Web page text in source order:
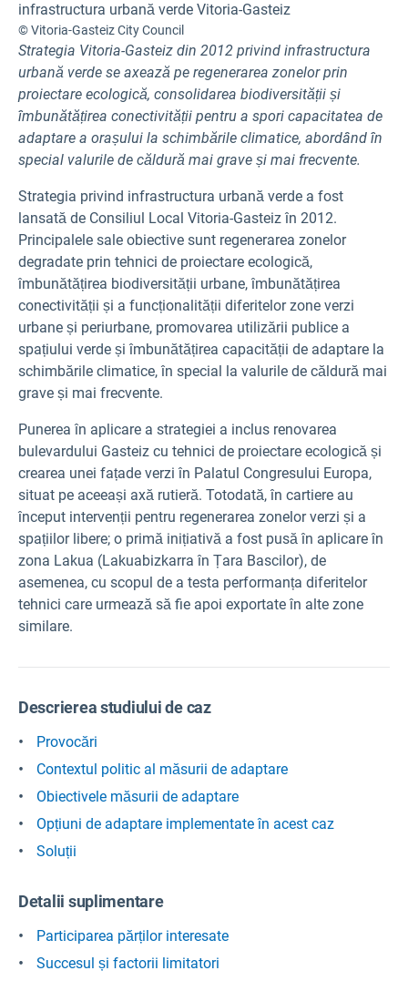
© Vitoria-Gasteiz City Council
Strategia Vitoria-Gasteiz din 2012 privind infrastructura
urbană verde se axează pe regenerarea zonelor prin
proiectare ecologică, consolidarea biodiversității și
îmbunătățirea conectivității pentru a spori capacitatea de
adaptare a orașului la schimbările climatice, abordând în
special valurile de căldură mai grave și mai frecvente.
Strategia privind infrastructura urbană verde a fost
lansată de Consiliul Local Vitoria-Gasteiz în 2012.
Principalele sale obiective sunt regenerarea zonelor
degradate prin tehnici de proiectare ecologică,
îmbunătățirea biodiversității urbane, îmbunătățirea
conectivității și a funcționalității diferitelor zone verzi
urbane și periurbane, promovarea utilizării publice a
spațiului verde și îmbunătățirea capacității de adaptare la
schimbările climatice, în special la valurile de căldură mai
grave și mai frecvente.
Punerea în aplicare a strategiei a inclus renovarea
bulevardului Gasteiz cu tehnici de proiectare ecologică și
crearea unei fațade verzi în Palatul Congresului Europa,
situat pe aceeași axă rutieră. Totodată, în cartiere au
început intervenții pentru regenerarea zonelor verzi și a
spațiilor libere; o primă inițiativă a fost pusă în aplicare în
zona Lakua (Lakuabizkarra în Țara Bascilor), de
asemenea, cu scopul de a testa performanța diferitelor
tehnici care urmează să fie apoi exportate în alte zone
similare.
Descrierea studiului de caz
Provocări
Contextul politic al măsurii de adaptare
Obiectivele măsurii de adaptare
Opțiuni de adaptare implementate în acest caz
Soluții
Detalii suplimentare
Participarea părților interesate
Succesul și factorii limitatori